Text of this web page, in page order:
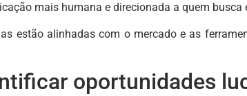
mais humana e direcionada a quem busca
estão alinhadas com o mercado e as
oportunidades